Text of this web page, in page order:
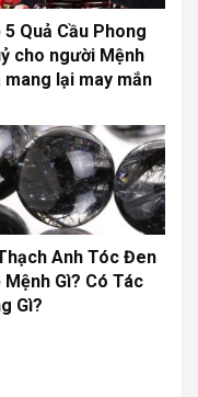
5 Quả Cầu Phong
cho người Mệnh
mang lại may mắn
Anh Tóc Đen
Mệnh Gì? Có Tác
Gì?